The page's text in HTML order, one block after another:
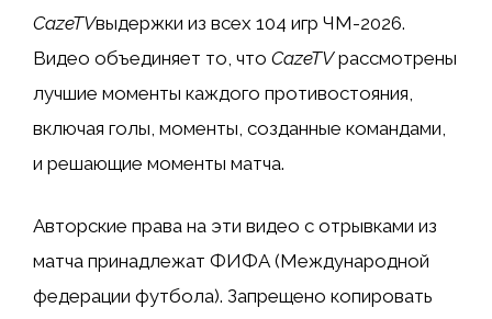
CazeTVвыдержки из всех 104 игр ЧМ-2026.
Видео объединяет то, что CazeTVрассмотрены
лучшие моменты каждого противостояния,
включая голы, моменты, созданные командами,
и решающие моменты матча.
Авторские права на эти видео с отрывками из
матча принадлежат ФИФА (Международной
федерации футбола). Запрещено копировать